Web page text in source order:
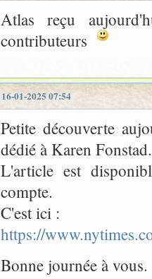
Atlas reçu
contributeurs
16-01-2025 07:54
Petite découverte
dédié à Karen Fonstad.
L'article est
compte.
C'est ici :
https://
Bonne journée à vous.